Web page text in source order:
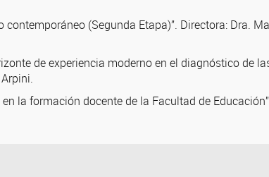
(Segunda Etapa)”. Directora: Dra.
de experiencia moderno en el diagnóstico de
la formación docente de la Facultad de